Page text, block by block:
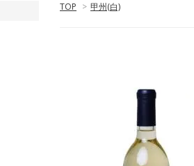
TOP > 甲州(白)